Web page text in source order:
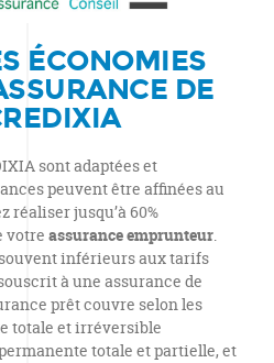
ÉCONOMIES
DE
sont adaptées et
peuvent être affinées au
réaliser jusqu’à 60%
votre assurance emprunteur.
inférieurs aux tarifs
à une assurance de
prêt couvre selon les
totale et irréversible
totale et partielle, et